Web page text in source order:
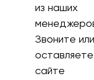
из наших
Звоните или
сайте